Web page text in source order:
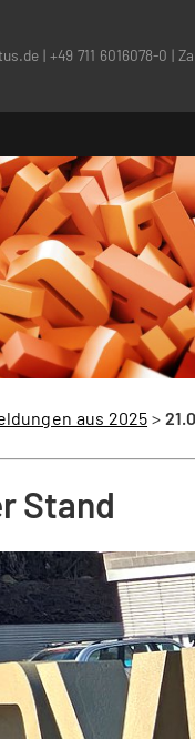
| +49 711 6016078-0 |
aus 2025 >
Stand